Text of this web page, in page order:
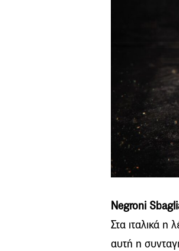
Negroni
Στα ιταλικά η
αυτή η